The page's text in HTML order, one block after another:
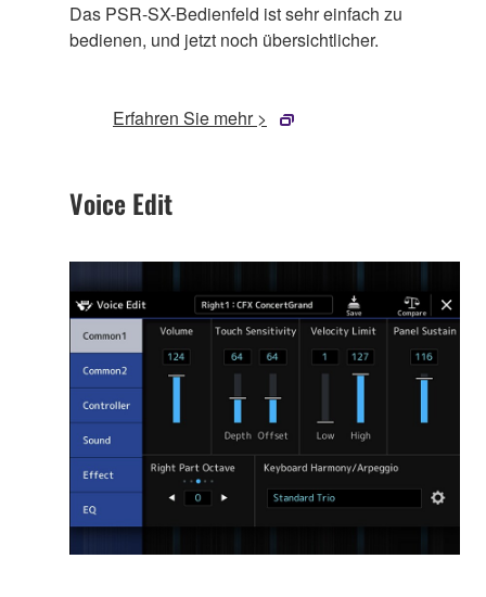
Das PSR-SX-Bedienfeld ist sehr einfach zu
bedienen, und jetzt noch übersichtlicher.
Erfahren Sie mehr >
Voice Edit